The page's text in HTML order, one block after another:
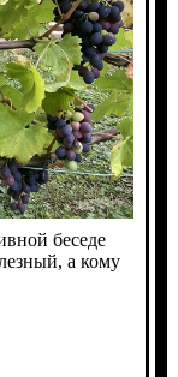
беседе
а кому